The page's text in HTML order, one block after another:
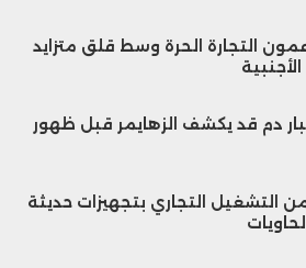
يدعمون التجارة الحرة وسط قلق متزايد
دم قد يكشف الزهايمر قبل ظهور
التشغيل التجاري بتجهيزات حديثة